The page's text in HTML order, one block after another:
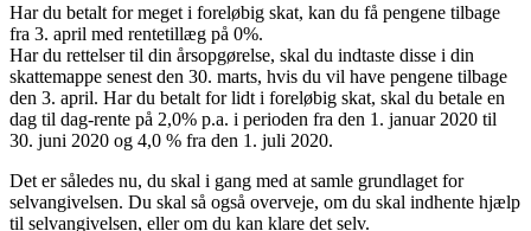
Har du betalt for meget i foreløbig skat, kan du få pengene tilbage
fra 3. april med rentetillæg på 0%.
Har du rettelser til din årsopgørelse, skal du indtaste disse i din
skattemappe senest den 30. marts, hvis du vil have pengene tilbage
den 3. april. Har du betalt for lidt i foreløbig skat, skal du betale en
dag til dag-rente på 2,0% p.a. i perioden fra den 1. januar 2020 til
30. juni 2020 og 4,0 % fra den 1. juli 2020.
Det er således nu, du skal i gang med at samle grundlaget for
selvangivelsen. Du skal så også overveje, om du skal indhente hjælp
til selvangivelsen, eller om du kan klare det selv.